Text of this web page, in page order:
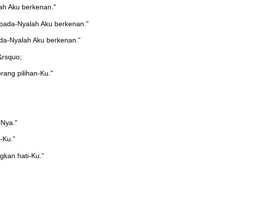
Aku berkenan."
Nyalah Aku berkenan."
Nyalah Aku berkenan.”
pilihan-Ku."
hati-Ku.”